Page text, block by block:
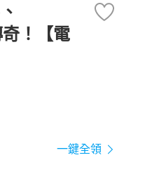
！【電
一鍵全領